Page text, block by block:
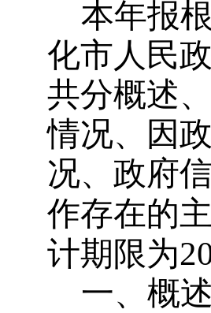
本年报
化市人民
共分概述
情况、因
况、政府
作存在的
计期限为
一、概述